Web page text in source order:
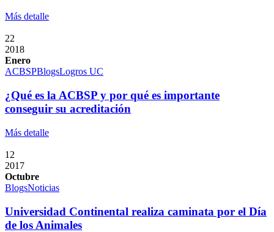
Más detalle
22
2018
Enero
ACBSPBlogsLogros UC
¿Qué es la ACBSP y por qué es importante
conseguir su acreditación
Más detalle
12
2017
Octubre
BlogsNoticias
Universidad Continental realiza caminata por el Día
de los Animales